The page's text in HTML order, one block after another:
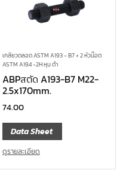
เกลียวตลอด ASTM A193 - B7 + 2 หัวน๊อต
ASTM A194 -2H หุน ดำ
ABPสตัด A193-B7 M22-
2.5x170mm.
74.00
Data Sheet
ดูรายละเอียด